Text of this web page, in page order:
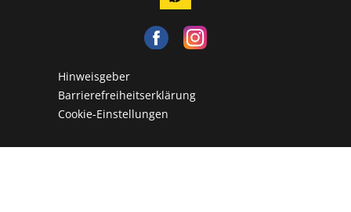
Hinweisgeber
Barrierefreiheitserklärung
Cookie-Einstellungen